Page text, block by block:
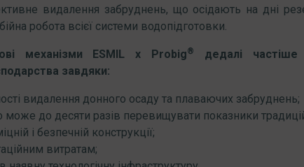
видалення забруднень, що осідають на дні
робота всієї системи водопідготовки.
механізми ESMIL x Probig®
дедалі частіше
завдяки:
видалення донного осаду та плаваючих забруднень;
може до десяти разів перевищувати показники
і безпечній конструкції;
витратам;